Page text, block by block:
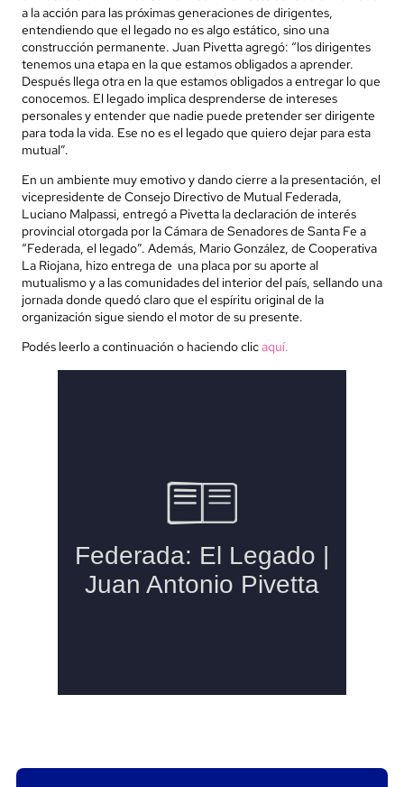
a la acción para las próximas generaciones de dirigentes,
entendiendo que el legado no es algo estático, sino una
construcción permanente. Juan Pivetta agregó: “los dirigentes
tenemos una etapa en la que estamos obligados a aprender.
Después llega otra en la que estamos obligados a entregar lo que
conocemos. El legado implica desprenderse de intereses
personales y entender que nadie puede pretender ser dirigente
para toda la vida. Ese no es el legado que quiero dejar para esta
mutual”.
En un ambiente muy emotivo y dando cierre a la presentación, el
vicepresidente de Consejo Directivo de Mutual Federada,
Luciano Malpassi, entregó a Pivetta la declaración de interés
provincial otorgada por la Cámara de Senadores de Santa Fe a
“Federada, el legado”. Además, Mario González, de Cooperativa
La Riojana, hizo entrega de una placa por su aporte al
mutualismo y a las comunidades del interior del país, sellando una
jornada donde quedó claro que el espíritu original de la
organización sigue siendo el motor de su presente.
Podés leerlo a continuación o haciendo clicaquí.